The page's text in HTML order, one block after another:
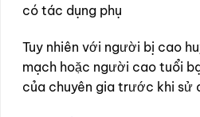
có tác dụng phụ
Tuy nhiên với người bị cao
mạch hoặc người cao tuổi
của chuyên gia trước khi sử